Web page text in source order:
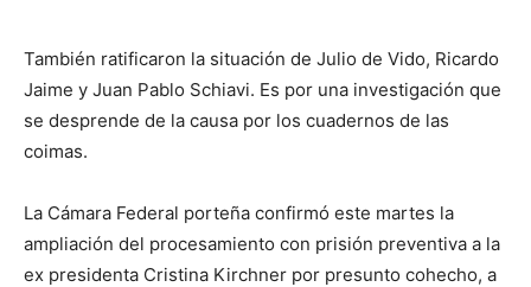
También ratificaron la situación de Julio de Vido, Ricardo
Jaime y Juan Pablo Schiavi. Es por una investigación que
se desprende de la causa por los cuadernos de las
coimas.
La Cámara Federal porteña confirmó este martes la
ampliación del procesamiento con prisión preventiva a la
ex presidenta Cristina Kirchner por presunto cohecho, a